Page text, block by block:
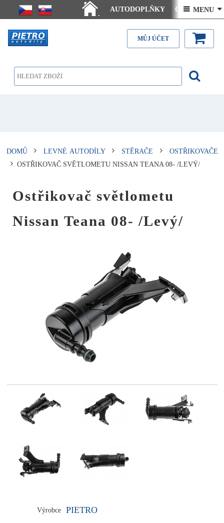
.
AUTODOPLŇKY Ceny doručení
Články - návody Kontakt
 MENU 
MŮJ ÚČET
DOMŮ LEVNÉ AUTODÍLY STĚRAČE
OSTŘIKOVAČE
OSTŘIKOVAČ SVĚTLOMETU NISSAN TEANA 08- /LEVÝ/
Ostřikovač světlometu
Nissan Teana 08- /Levý/
Výrobce PIETRO